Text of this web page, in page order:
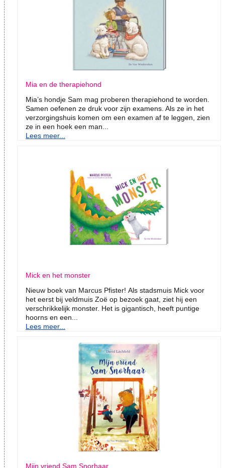
Mia en de therapiehond
Mia’s hondje Sam mag proberen therapiehond te worden.
Samen oefenen ze druk voor zijn examens. Als ze in het
verzorgingshuis komen om een examen af te leggen, zien
ze in een hoek een man...
Lees meer...
Mick en het monster
Nieuw boek van Marcus Pfister! Als stadsmuis Mick voor
het eerst bij veldmuis Zoë op bezoek gaat, ziet hij een
verschrikkelijk monster. Het is gigantisch, heeft puntige
hoorns en een...
Lees meer...
Mijn vriend Sam Snorhaar